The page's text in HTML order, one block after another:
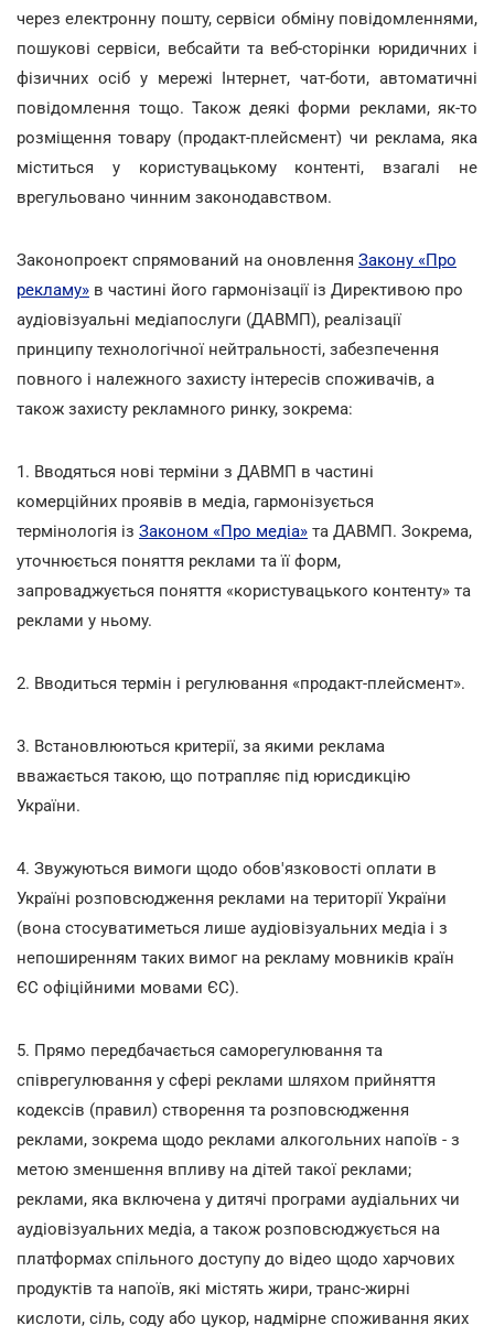
через електронну пошту, сервіси обміну повідомленнями,
пошукові сервіси, вебсайти та веб-сторінки юридичних і
фізичних осіб у мережі Інтернет, чат-боти, автоматичні
повідомлення тощо. Також деякі форми реклами, як-то
розміщення товару (продакт-плейсмент) чи реклама, яка
міститься у користувацькому контенті, взагалі не
врегульовано чинним законодавством.
Законопроект спрямований на оновлення Закону «Про
рекламу» в частині його гармонізації із Директивою про
аудіовізуальні медіапослуги (ДАВМП), реалізації
принципу технологічної нейтральності, забезпечення
повного і належного захисту інтересів споживачів, а
також захисту рекламного ринку, зокрема:
1. Вводяться нові терміни з ДАВМП в частині
комерційних проявів в медіа, гармонізується
термінологія із Законом «Про медіа» та ДАВМП. Зокрема,
уточнюється поняття реклами та її форм,
запроваджується поняття «користувацького контенту» та
реклами у ньому.
2. Вводиться термін і регулювання «продакт-плейсмент».
3. Встановлюються критерії, за якими реклама
вважається такою, що потрапляє під юрисдикцію
України.
4. Звужуються вимоги щодо обов'язковості оплати в
Україні розповсюдження реклами на території України
(вона стосуватиметься лише аудіовізуальних медіа і з
непоширенням таких вимог на рекламу мовників країн
ЄС офіційними мовами ЄС).
5. Прямо передбачається саморегулювання та
співрегулювання у сфері реклами шляхом прийняття
кодексів (правил) створення та розповсюдження
реклами, зокрема щодо реклами алкогольних напоїв - з
метою зменшення впливу на дітей такої реклами;
реклами, яка включена у дитячі програми аудіальних чи
аудіовізуальних медіа, а також розповсюджується на
платформах спільного доступу до відео щодо харчових
продуктів та напоїв, які містять жири, транс-жирні
кислоти, сіль, соду або цукор, надмірне споживання яких